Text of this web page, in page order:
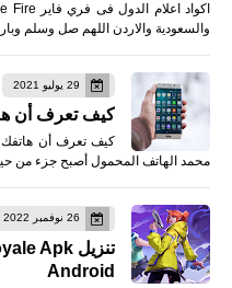
والسعودية والاردن اللهم صل وسلم
29 يوليو 2021
كيف تعرف أن
كيف تعرف أن
محمد الهاتف المحمول أصبح جزء من
26 نوفمبر 2022
Android